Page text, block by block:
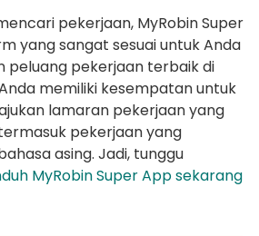
pekerjaan, MyRobin Super
yang sangat sesuai untuk Anda
peluang pekerjaan terbaik di
memiliki kesempatan untuk
lamaran pekerjaan yang
pekerjaan yang
asing. Jadi, tunggu
MyRobin Super App sekarang